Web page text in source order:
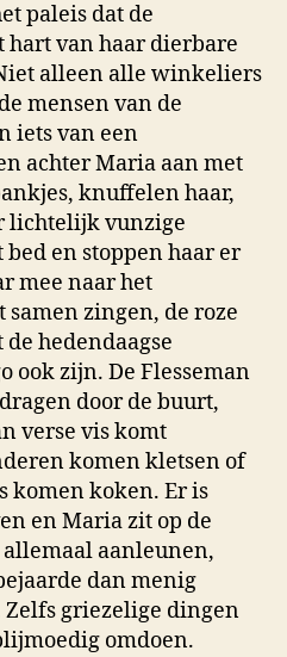
paleis dat de
hart van haar dierbare
alleen alle winkeliers
mensen van de
iets van een
achter Maria aan met
knuffelen haar,
lichtelijk vunzige
en stoppen haar er
mee naar het
zingen, de roze
hedendaagse
ook zijn. De Flesseman
door de buurt,
verse vis komt
komen kletsen of
komen koken. Er is
en Maria zit op de
aanleunen,
dan menig
griezelige dingen
omdoen.